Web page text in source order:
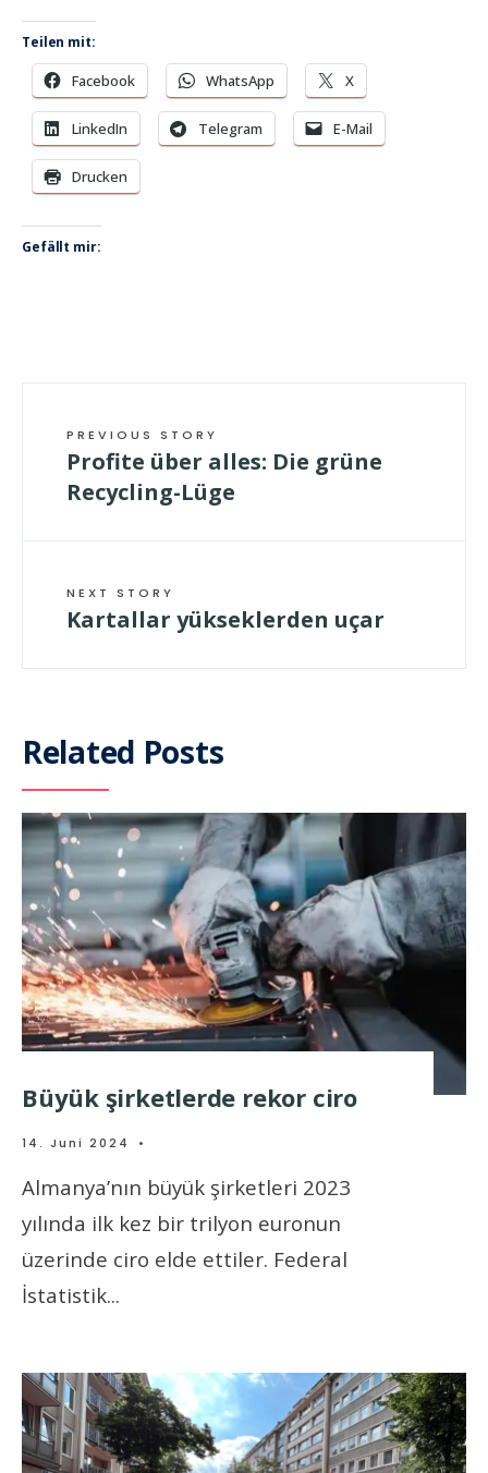
Teilen mit:
Facebook WhatsApp X
LinkedIn Telegram E-Mail
Drucken
Gefällt mir:
PREVIOUS STORY
Profite über alles: Die grüne
Recycling-Lüge
NEXT STORY
Kartallar yükseklerden uçar
Related Posts
Büyük şirketlerde rekor ciro
14. Juni 2024 •
Almanya’nın büyük şirketleri 2023
yılında ilk kez bir trilyon euronun
üzerinde ciro elde ettiler. Federal
İstatistik...